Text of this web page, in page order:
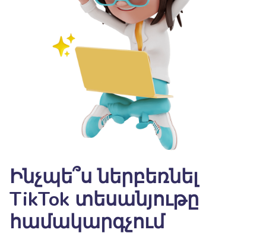
Ինչպե՞ս ներբեռնել
TikTok տեսանյութը
համակարգչում